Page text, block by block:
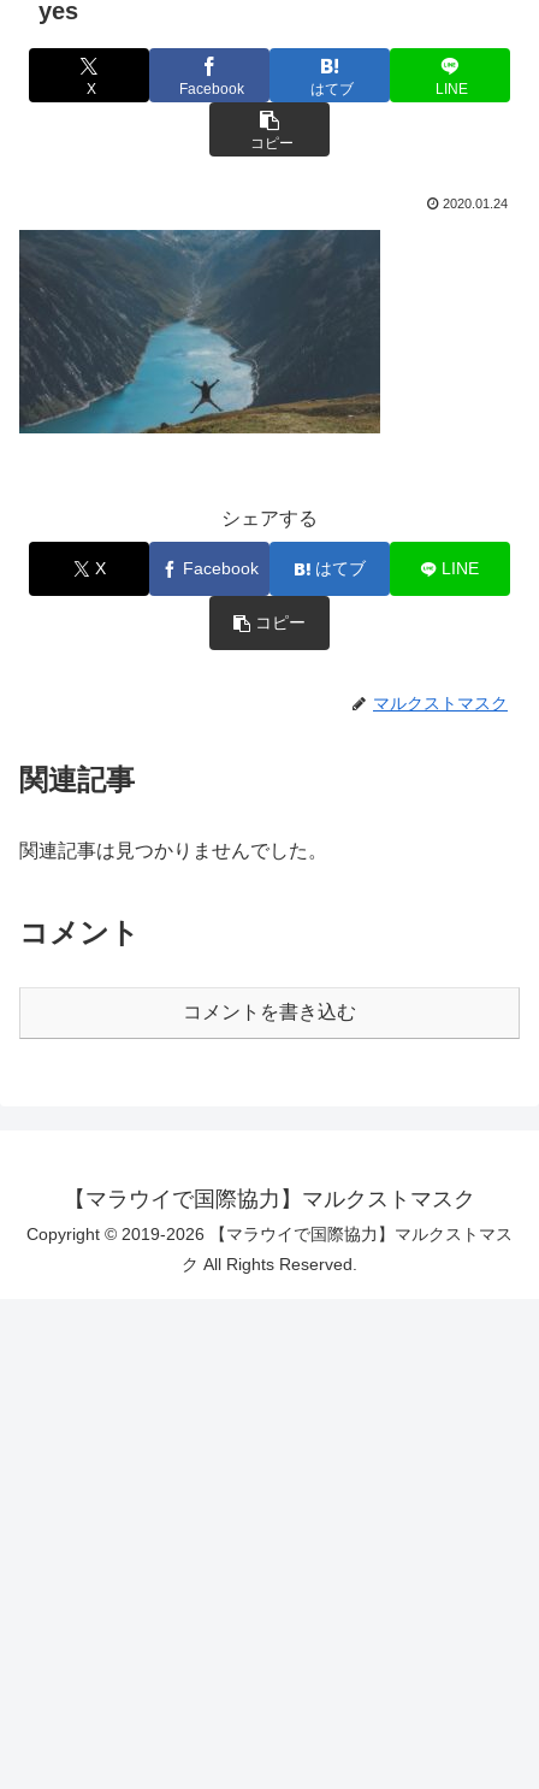
yes
X Facebook はてブ LINE
コピー
2020.01.24
シェアする
X Facebook はてブ LINE
コピー
マルクストマスク
関連記事
関連記事は見つかりませんでした。
コメント
コメントを書き込む
【マラウイで国際協力】マルクストマスク
Copyright © 2019-2026 【マラウイで国際協力】マルクストマス
ク All Rights Reserved.